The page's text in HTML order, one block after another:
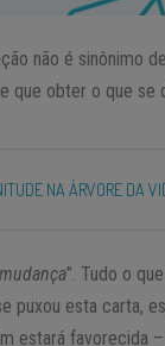
não é sinônimo
que obter o que
NA ÁRVORE DA
”. Tudo o
puxou esta
estará favorecida